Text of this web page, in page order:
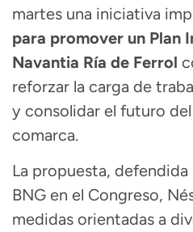
martes una iniciativa
para promover un Plan
Navantia Ría de Ferrol
reforzar la carga de
y consolidar el futuro
comarca.
La propuesta,
BNG en el Congreso,
medidas orientadas a